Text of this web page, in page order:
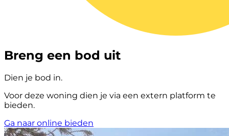
Breng een bod uit
Dien je bod in.
Voor deze woning dien je via een extern platform te
bieden.
Ga naar online bieden